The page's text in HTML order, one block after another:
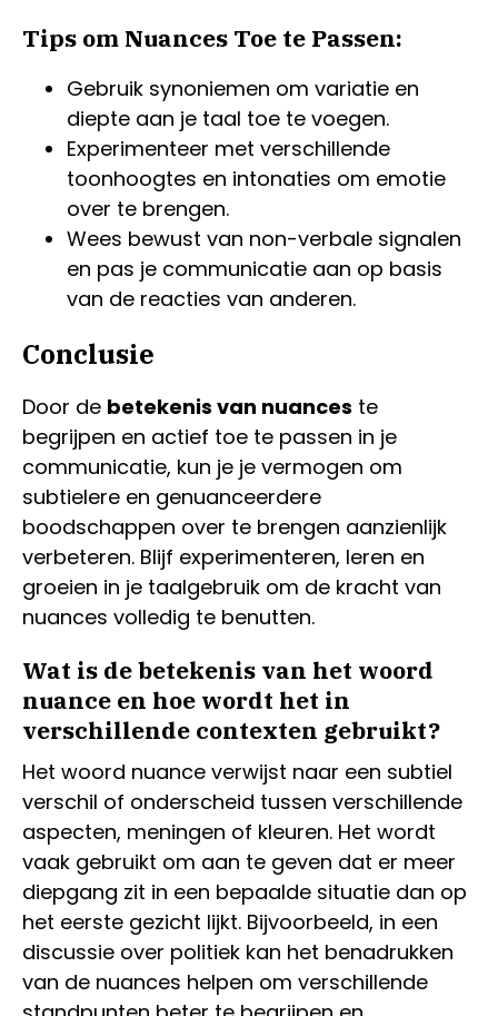
Tips om Nuances Toe te Passen:
Gebruik synoniemen om variatie en
diepte aan je taal toe te voegen.
Experimenteer met verschillende
toonhoogtes en intonaties om emotie
over te brengen.
Wees bewust van non-verbale signalen
en pas je communicatie aan op basis
van de reacties van anderen.
Conclusie
Door de betekenis van nuances te
begrijpen en actief toe te passen in je
communicatie, kun je je vermogen om
subtielere en genuanceerdere
boodschappen over te brengen aanzienlijk
verbeteren. Blijf experimenteren, leren en
groeien in je taalgebruik om de kracht van
nuances volledig te benutten.
Wat is de betekenis van het woord
nuance en hoe wordt het in
verschillende contexten gebruikt?
Het woord nuance verwijst naar een subtiel
verschil of onderscheid tussen verschillende
aspecten, meningen of kleuren. Het wordt
vaak gebruikt om aan te geven dat er meer
diepgang zit in een bepaalde situatie dan op
het eerste gezicht lijkt. Bijvoorbeeld, in een
discussie over politiek kan het benadrukken
van de nuances helpen om verschillende